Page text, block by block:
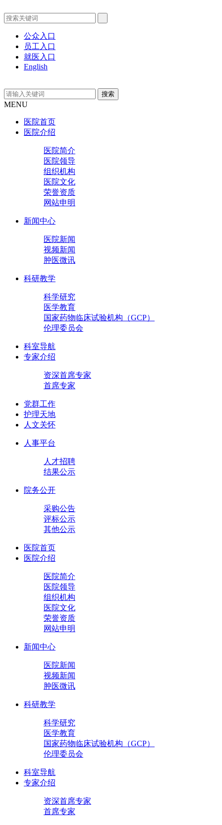
公众入口
员工入口
就医入口
English
MENU
医院首页
医院介绍
医院简介
医院领导
组织机构
医院文化
荣誉资质
网站申明
新闻中心
医院新闻
视频新闻
肿医微讯
科研教学
科学研究
医学教育
国家药物临床试验机构（GCP）
伦理委员会
科室导航
专家介绍
资深首席专家
首席专家
党群工作
护理天地
人文关怀
人事平台
人才招聘
结果公示
院务公开
采购公告
评标公示
其他公示
医院首页
医院介绍
医院简介
医院领导
组织机构
医院文化
荣誉资质
网站申明
新闻中心
医院新闻
视频新闻
肿医微讯
科研教学
科学研究
医学教育
国家药物临床试验机构（GCP）
伦理委员会
科室导航
专家介绍
资深首席专家
首席专家